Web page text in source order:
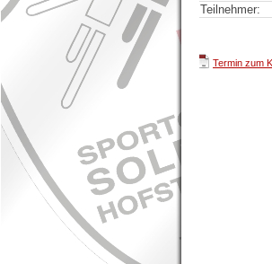
Teilnehmer:
Termin zum